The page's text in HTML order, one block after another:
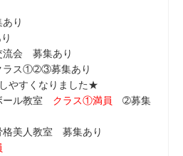
り
流会 募集あり
ラス①➁③募集あり
やすくなりました★
ール教室 クラス①満員
➁募集
格美人教室 募集あり